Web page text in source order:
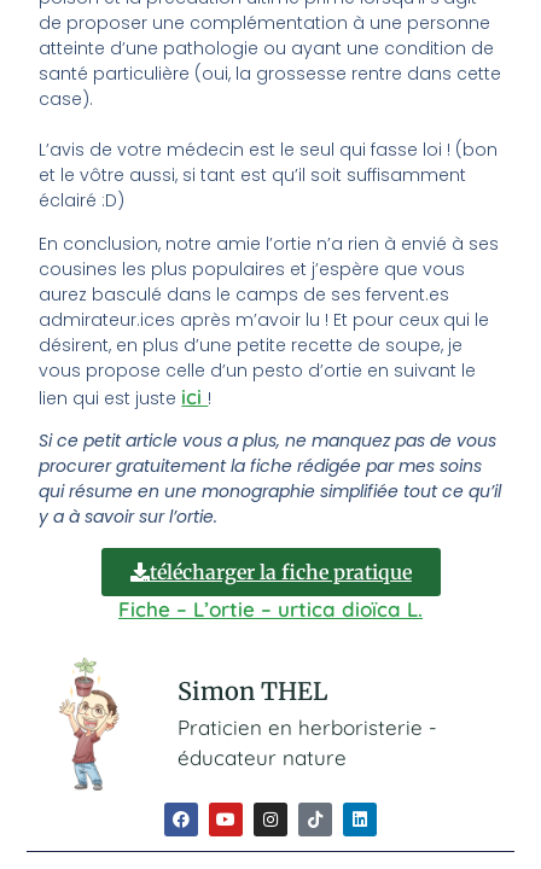
de proposer une complémentation à une personne
atteinte d’une pathologie ou ayant une condition de
santé particulière (oui, la grossesse rentre dans cette
case).
L’avis de votre médecin est le seul qui fasse loi ! (bon
et le vôtre aussi, si tant est qu’il soit suffisamment
éclairé :D)
En conclusion, notre amie l’ortie n’a rien à envié à ses
cousines les plus populaires et j’espère que vous
aurez basculé dans le camps de ses fervent.es
admirateur.ices après m’avoir lu ! Et pour ceux qui le
désirent, en plus d’une petite recette de soupe, je
vous propose celle d’un pesto d’ortie en suivant le
lien qui est juste ici !
Si ce petit article vous a plus, ne manquez pas de vous
procurer gratuitement la fiche rédigée par mes soins
qui résume en une monographie simplifiée tout ce qu’il
y a à savoir sur l’ortie.
télécharger la fiche pratique
Fiche – L’ortie – urtica dioïca L.
Simon THEL
Praticien en herboristerie -
éducateur nature